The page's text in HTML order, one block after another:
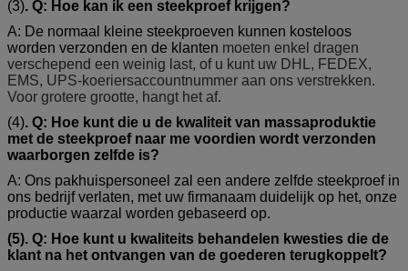
(3). Q: Hoe kan ik een steekproef krijgen?
A: De normaal kleine steekproeven kunnen kosteloos
worden verzonden en de klanten moeten enkel dragen
verschepend een weinig last, of u kunt uw DHL, FEDEX,
EMS, UPS-koeriersaccountnummer aan ons verstrekken.
Voor grotere grootte, hangt het af.
(4). Q: Hoe kunt die u de kwaliteit van massaproduktie
met de steekproef naar me voordien wordt verzonden
waarborgen zelfde is?
A: Ons pakhuispersoneel zal een andere zelfde steekproef in
ons bedrijf verlaten, met uw firmanaam duidelijk op het, onze
productie waarzal worden gebaseerd op.
(5). Q: Hoe kunt u kwaliteits behandelen kwesties die de
klant na het ontvangen van de goederen terugkoppelt?